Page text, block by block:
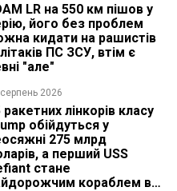
LR на 550 км пішов у
його без проблем
кидати на рашистів
літаків ПС ЗСУ, втім є
"але"
2026
ракетних лінкорів класу
обійдуться у
275 млрд
а перший USS
стане
кораблем в